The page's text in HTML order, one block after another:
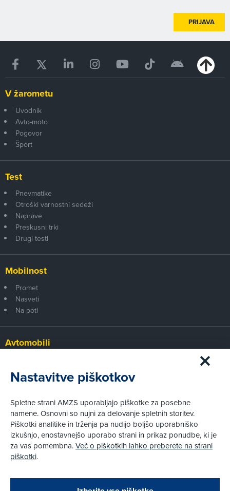
Zapri
Podarjamo vam 10 €!
PRIJAVA
V žarometu
Uvodnik
Avto-moto
Pogovor
Šport
Test
Pnevmatike
Otroški varnostni sedeži
Naprave
Preskusni trki
Drugi testi
Mobilnost
Promet
Nasveti
Na poti
Avtomobili
Prvi pogled
Za volanom
Tehnika
Pravni vidiki
Piškotki
Pravno obvestilo
Nastavitve piškotkov
Spletne strani AMZS uporabljajo piškotke za posebne
namene. Osnovni so nujni za delovanje spletnih storitev.
Piškotki analitike in trženja pa nudijo boljšo uporabniško
izkušnjo, enostavnejšo uporabo strani in prikaz ponudbe, ki je
za vas pomembna.Več o piškotkih lahko preberete na strani
piškotki.